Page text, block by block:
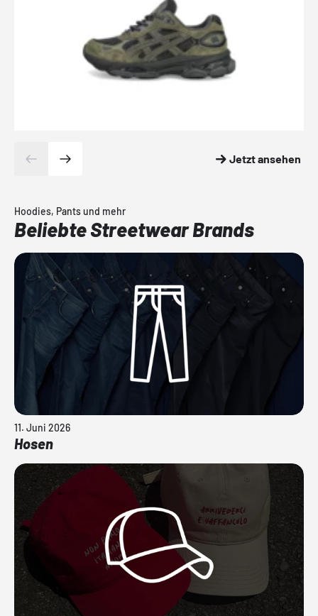
Jetzt ansehen
Hoodies, Pants und mehr
Beliebte Streetwear Brands
11. Juni 2026
Hosen